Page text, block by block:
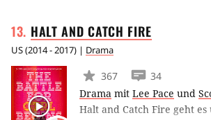
HALT AND CATCH FIRE
US(2014 - 2017) | Drama
367
34
Drama mit Lee Pace und
Halt and Catch Fire geht es